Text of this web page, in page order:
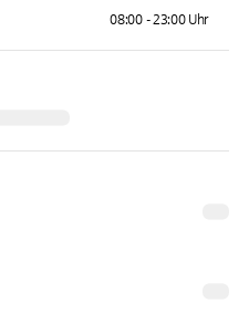
08:00 - 23:00 Uhr